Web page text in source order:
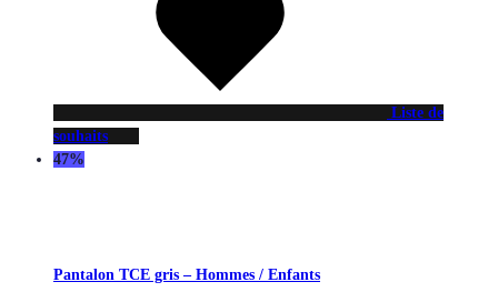
Liste de
souhaits
47%
Pantalon TCE gris – Hommes / Enfants